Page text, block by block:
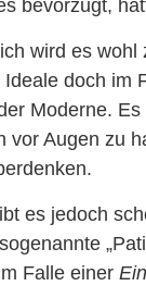
bevorzugt,
wird es
doch im
Moderne.
vor Augen zu
es jedoch
Falle einer